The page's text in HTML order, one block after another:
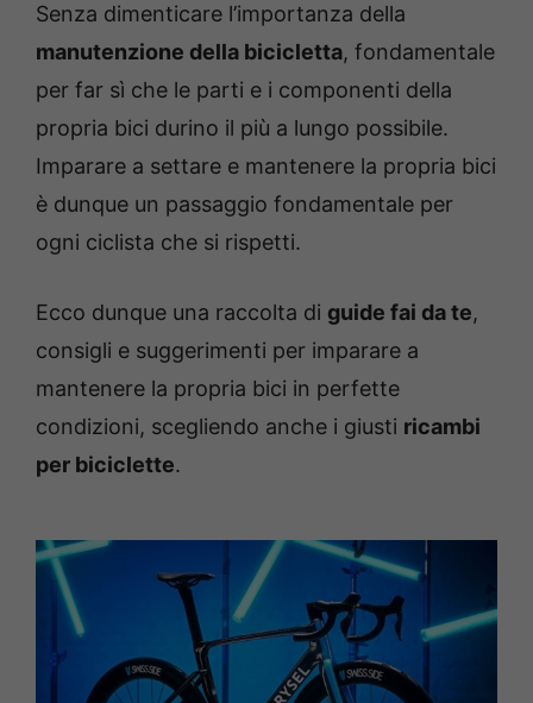
Senza dimenticare l’importanza della
manutenzione della bicicletta, fondamentale
per far sì che le parti e i componenti della
propria bici durino il più a lungo possibile.
Imparare a settare e mantenere la propria bici
è dunque un passaggio fondamentale per
ogni ciclista che si rispetti.
Ecco dunque una raccolta di guide fai da te,
consigli e suggerimenti per imparare a
mantenere la propria bici in perfette
condizioni, scegliendo anche i giusti ricambi
per biciclette.